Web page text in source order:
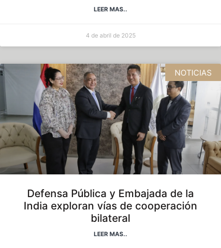
LEER MAS..
4 de abril de 2025
NOTICIAS
Defensa Pública y Embajada de la
India exploran vías de cooperación
bilateral
LEER MAS..